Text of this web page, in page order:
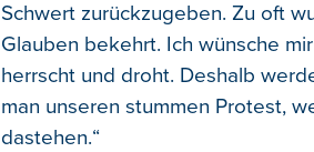
Schwert zurückzugeben. Zu oft
Glauben bekehrt. Ich wünsche
herrscht und droht. Deshalb
man unseren stummen Protest,
dastehen.“